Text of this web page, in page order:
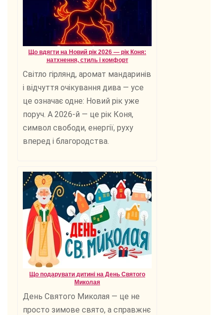
Що вдягти на Новий рік 2026 — рік Коня:
натхнення, стиль і комфорт
Світло гірлянд, аромат мандаринів
і відчуття очікування дива — усе
це означає одне: Новий рік уже
поруч. А 2026-й — це рік Коня,
символ свободи, енергії, руху
вперед і благородства.
Що подарувати дитині на День Святого
Миколая
День Святого Миколая — це не
просто зимове свято, а справжнє